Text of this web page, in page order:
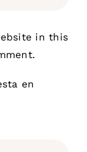
in this
en